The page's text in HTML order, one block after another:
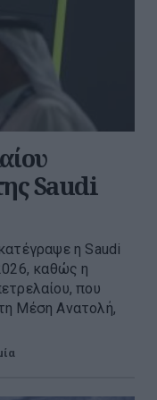
Saudi
η Saudi
καθώς η
που
Μέση Ανατολή,